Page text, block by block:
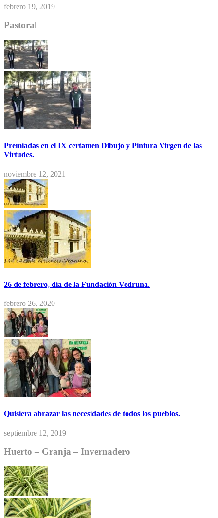
febrero 19, 2019
Pastoral
Premiadas en el IX certamen Dibujo y Pintura Virgen de las
Virtudes.
noviembre 12, 2021
26 de febrero, día de la Fundación Vedruna.
febrero 26, 2020
Quisiera abrazar las necesidades de todos los pueblos.
septiembre 12, 2019
Huerto – Granja – Invernadero